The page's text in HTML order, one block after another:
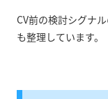
CV前の検討シグナ
も整理しています。